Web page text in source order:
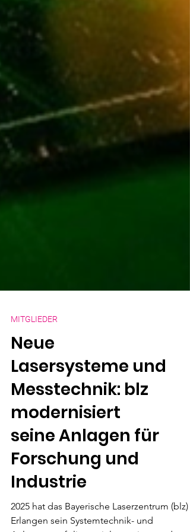
MITGLIEDER
Neue
Lasersysteme und
Messtechnik: blz
modernisiert
seine Anlagen für
Forschung und